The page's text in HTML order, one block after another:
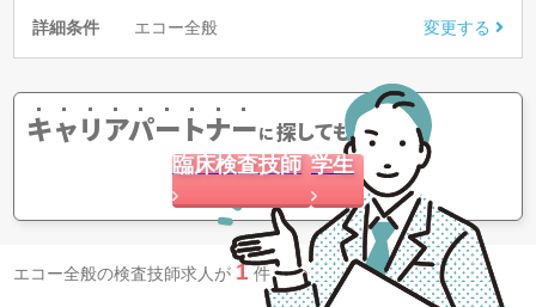
詳細条件 エコー全般 変更する
キャリアパートナーに探してもらう
臨床検査技師 学生
エコー全般の検査技師求人が 1 件 見つかりました。